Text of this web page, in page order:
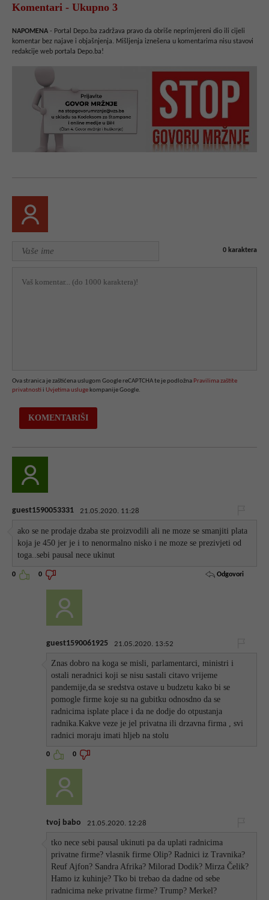
Komentari - Ukupno 3
NAPOMENA - Portal Depo.ba zadržava pravo da obriše neprimjereni dio ili cijeli
komentar bez najave i objašnjenja. Mišljenja iznešena u komentarima nisu stavovi
redakcije web portala Depo.ba!
0 karaktera
Ova stranica je zaštićena uslugom Google reCAPTCHA te je podložna Pravilima zaštite
privatnosti i Uvjetima usluge kompanije Google.
guest1590053331 21.05.2020. 11:28
ako se ne prodaje dzaba ste proizvodili ali ne moze se smanjiti plata
koja je 450 jer je i to nenormalno nisko i ne moze se prezivjeti od
toga..sebi pausal nece ukinut
0 0 Odgovori
guest1590061925 21.05.2020. 13:52
Znas dobro na koga se misli, parlamentarci, ministri i
ostali neradnici koji se nisu sastali citavo vrijeme
pandemije,da se sredstva ostave u budzetu kako bi se
pomogle firme koje su na gubitku odnosdno da se
radnicima isplate place i da ne dodje do otpustanja
radnika.Kakve veze je jel privatna ili drzavna firma , svi
radnici moraju imati hljeb na stolu
0 0
tvoj babo 21.05.2020. 12:28
tko nece sebi pausal ukinuti pa da uplati radnicima
privatne firme? vlasnik firme Olip? Radnici iz Travnika?
Reuf Ajfon? Sandra Afrika? Milorad Dodik? Mirza Čelik?
Hamo iz kuhinje? Tko bi trebao da dadne od sebe
radnicima neke privatne firme? Trump? Merkel?